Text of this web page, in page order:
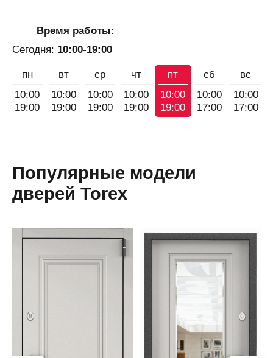
Время работы:
Сегодня: 10:00-19:00
пн
10:00
19:00
вт
10:00
19:00
ср
10:00
19:00
чт
10:00
19:00
пт
10:00
19:00
сб
10:00
17:00
вс
10:00
17:00
Популярные модели
дверей Torex